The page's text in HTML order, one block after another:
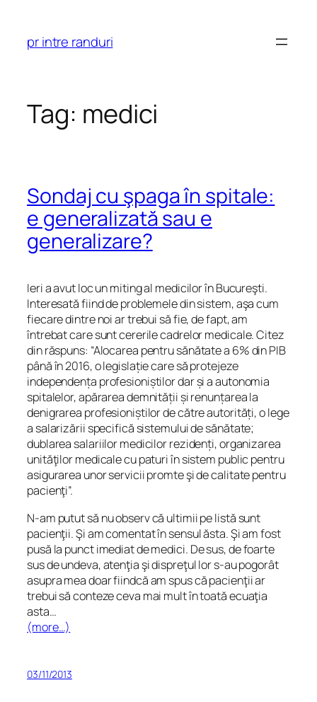
content
pr intre randuri
Tag: medici
Sondaj cu şpaga în spitale:
e generalizată sau e
generalizare?
Ieri a avut loc un miting al medicilor în Bucureşti.
Interesată fiind de problemele din sistem, aşa cum
fiecare dintre noi ar trebui să fie, de fapt, am
întrebat care sunt cererile cadrelor medicale. Citez
din răspuns: “Alocarea pentru sănătate a 6% din PIB
până în 2016, o legislație care să protejeze
independența profesioniștilor dar și a autonomia
spitalelor, apărarea demnității și renunțarea la
denigrarea profesioniștilor de către autorități, o lege
a salarizării specifică sistemului de sănătate;
dublarea salariilor medicilor rezidenți, organizarea
unităţilor medicale cu paturi în sistem public pentru
asigurarea unor servicii promte şi de calitate pentru
pacienţi”.
N-am putut să nu observ că ultimii pe listă sunt
pacienţii. Şi am comentat în sensul ăsta. Şi am fost
pusă la punct imediat de medici. De sus, de foarte
sus de undeva, atenţia şi dispreţul lor s-au pogorât
asupra mea doar fiindcă am spus că pacienţii ar
trebui să conteze ceva mai mult în toată ecuaţia
asta…
(more…)
03/11/2013